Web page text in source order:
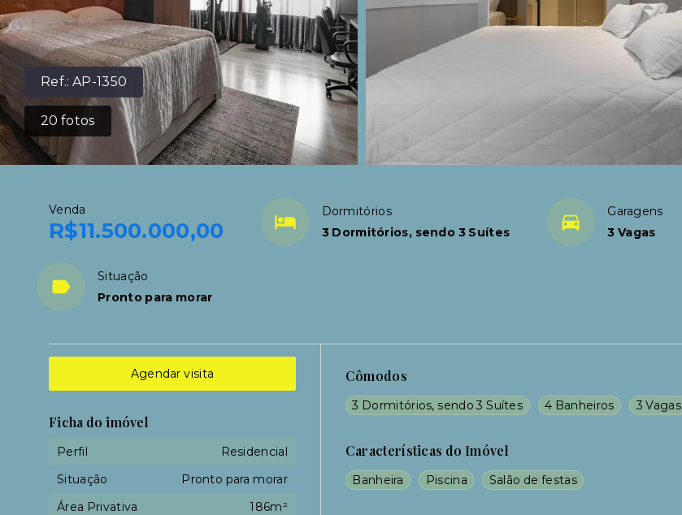
Ref.:AP-1350
20 fotos
Venda
R$11.500.000,00
Dormitórios
3 Dormitórios, sendo 3 Suítes
Garagens
3 Vagas
Situação
Pronto para morar
Cômodos
3 Dormitórios, sendo 3 Suítes 4 Banheiros 3 Vagas
Características do Imóvel
Banheira Piscina Salão de festas
Agendar visita
Ficha do imóvel
Perfil
Residencial
Situação
Pronto para morar
Área Privativa
186m²